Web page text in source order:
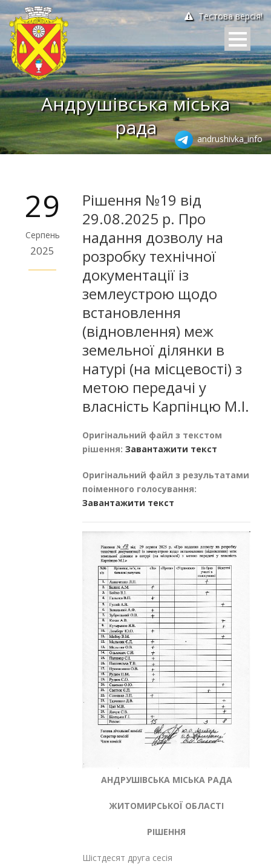
Тестова версія!
Андрушівська міська
рада
andrushivka_info
29
Серпень
2025
Рішення №19 від
29.08.2025 р. Про
надання дозволу на
розробку технічної
документації із
землеустрою щодо
встановлення
(відновлення) меж
земельної ділянки в
натурі (на місцевості) з
метою передачі у
власність Карпінцю М.І.
Оригінальний файл з текстом
рішення: Завантажити текст
Оригінальний файл з результатами
поіменного голосування:
Завантажити текст
АНДРУШІВСЬКА МІСЬКА РАДА
ЖИТОМИРСЬКОЇ ОБЛАСТІ
РІШЕННЯ
Шістдесят друга сесія